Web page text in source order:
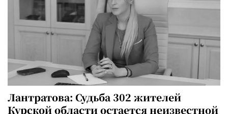
Лантратова: Судьба 302 жителей
Курской области остается неизвестной